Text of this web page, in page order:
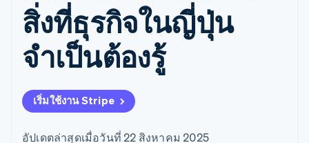
แบบไม่ต้อง
เขียนโค้ด
Checkout
UI การชำระ
เงินสำเร็จรูป
Elements
องค์ประกอบ UI
วิธีการชำระ
เงิน
มากกว่า 125
เงินตามการ
ใช้งาน
การชำระเงิน
ตามรอบบิล
การจัดการ
การชำระเงิน
ตามรอบบิล
Invoicing
ตามแบบแผน
ล่วงหน้า
Tax
ขายและ VAT
ให้กับ
บุคคลที่
สาม
การค้าแบบใช้เอเจนต์
อีคอมเมิร์ซ
บริการทางการเงินที่ผสาน
รวมในตัว
การทำงานอัตโนมัติด้าน
ธุรกิจทั่วโลก
การชำระเงินในแอป
มาร์เก็ตเพลส
การจัดการเงิน
แพลตฟอร์ม
คู่มือ
รับการชำระเงินออนไลน์
ติดตั้งใช้งานการชำระเงิน
สำเร็จรูป
สร้างแพลตฟอร์มหรือ
มาร์เก็ตเพลส
จัดการการชำระเงินตาม
รอบบิล
เสนอการเรียกเก็บเงินตาม
การใช้งาน
รับการสนับสนุน
แพ็กเกจการสนับสนุนที่ได้
รับการจัดการ
บริการเฉพาะทาง
สิ่งที่ธุรกิจในญี่ปุ่น
จำเป็นต้องรู้
เริ่มใช้งาน Stripe
อัปเดตล่าสุดเมื่อวันที่ 22 สิงหาคม 2025